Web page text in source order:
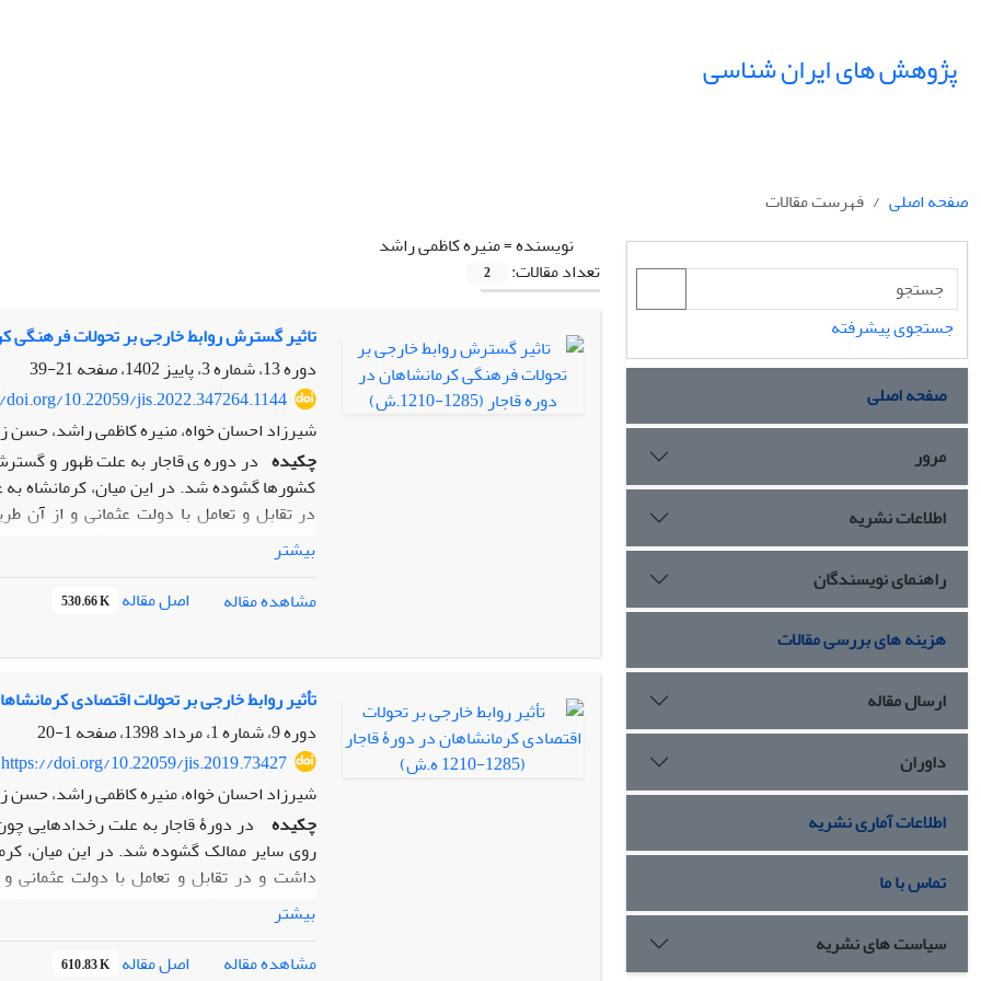
پژوهش های ایران شناسی
صفحه اصلی
فهرست مقالات
نویسنده =منیره کاظمی راشد
تعداد مقالات:
2
تاثیر گسترش روابط خارجی بر تحولات فرهنگی
دوره 13، شماره 3، پاییز 1402، صفحه
21-39
10.22059/jis.2022.347264.1144
شیرزاد احسان خواه، منیره کاظمی راشد، حسن
چکیده در دوره ی قاجار به علت ظهور و
کشورها گشوده شد. در این میان، کرمانشاه
در تقابل و تعامل با دولت عثمانی و از آن
کشورهای خارجی (تجار، مستشرقین،
واردات کالاهای غربی ( پارچه های انگلیسی،
در این ایالت رواج یابد. ساختار جدید شهری
جهانی و... از دیگر پیامدهای فرهنگی این
کشورهای اروپایی و عثمانی، سبب بروز
آموزشی جدید ، شکل گیری گویش کرمانشاهی و
بیشتر
مشاهده مقاله
اصل مقاله 530.66 K
تأثیر روابط خارجی بر تحولات اقتصادی کرمانشاهان در
دوره 9، شماره 1، مرداد 1398، صفحه
1-20
https://doi.org/10.22059/jis.2019.73427
شیرزاد احسان خواه، منیره کاظمی راشد، حسن
چکیده در دورۀ­ قاجار به علت رخدادهایی
روی سایر ممالک گشوده شد. در این میان،
داشت و در تقابل و تعامل با دولت عثمانی و
زیرساخت‌های اقتصادی، رونق تجارت، ورود
از پیامدهای اقتصادی این روابط بود. این
توصیفی و کتابخانه‌ای انجام‌شده است. هدف از
بیشتر
مشاهده مقاله
اصل مقاله 610.83 K
جستجوی پیشرفته
صفحه اصلی
مرور
اطلاعات نشریه
راهنمای نویسندگان
هزینه های بررسی مقالات
ارسال مقاله
داوران
اطلاعات آماری نشریه
تماس با ما
سیاست های نشریه